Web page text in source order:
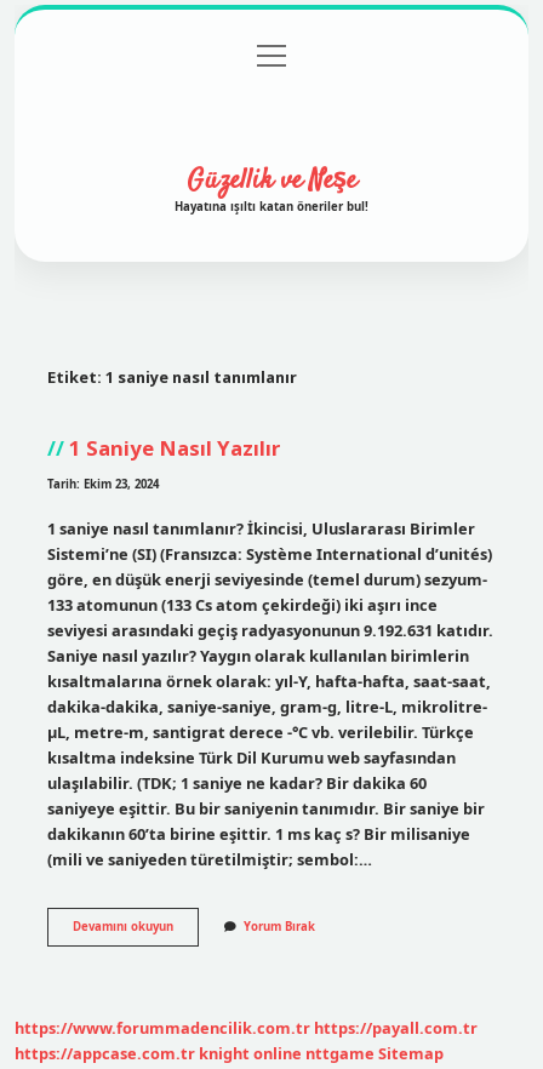
Gizlilik Politikası
menüyü
aç
Güzellik ve Neşe
Hayatına ışıltı katan öneriler bul!
Etiket: 1 saniye nasıl tanımlanır
1 Saniye Nasıl Yazılır
Tarih: Ekim 23, 2024
1 saniye nasıl tanımlanır? İkincisi, Uluslararası Birimler
Sistemi’ne (SI) (Fransızca: Système International d’unités)
göre, en düşük enerji seviyesinde (temel durum) sezyum-
133 atomunun (133 Cs atom çekirdeği) iki aşırı ince
seviyesi arasındaki geçiş radyasyonunun 9.192.631 katıdır.
Saniye nasıl yazılır? Yaygın olarak kullanılan birimlerin
kısaltmalarına örnek olarak: yıl-Y, hafta-hafta, saat-saat,
dakika-dakika, saniye-saniye, gram-g, litre-L, mikrolitre-
µL, metre-m, santigrat derece -°C vb. verilebilir. Türkçe
kısaltma indeksine Türk Dil Kurumu web sayfasından
ulaşılabilir. (TDK; 1 saniye ne kadar? Bir dakika 60
saniyeye eşittir. Bu bir saniyenin tanımıdır. Bir saniye bir
dakikanın 60’ta birine eşittir. 1 ms kaç s? Bir milisaniye
(mili ve saniyeden türetilmiştir; sembol:…
Devamını okuyun1
Saniye
Yorum Bırak
https://www.forummadencilik.com.tr https://payall.com.tr
https://appcase.com.tr knight online nttgame Sitemap